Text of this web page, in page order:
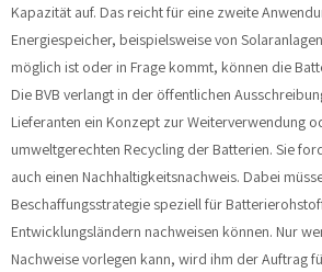
Kapazität auf. Das reicht für eine zweite
Energiespeicher, beispielsweise von
möglich ist oder in Frage kommt, können die
Die BVB verlangt in der öffentlichen
Lieferanten ein Konzept zur Weiterverwendung
umweltgerechten Recycling der Batterien. Sie
auch einen Nachhaltigkeitsnachweis. Dabei
Beschaffungsstrategie speziell für
Entwicklungsländern nachweisen können. Nur
Nachweise vorlegen kann, wird ihm der Auftrag